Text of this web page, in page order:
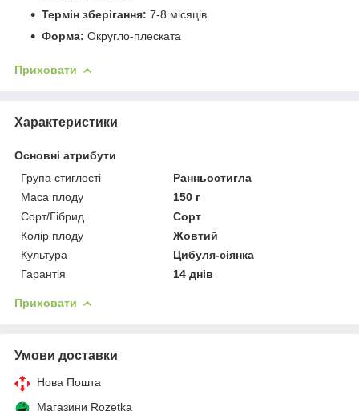
Термін зберігання: 7-8 місяців
Форма: Округло-плеската
Приховати
Характеристики
Основні атрибути
Група стиглості
Ранньостигла
Маса плоду
150 г
Сорт/Гібрид
Сорт
Колір плоду
Жовтий
Культура
Цибуля-сіянка
Гарантія
14 днів
Приховати
Умови доставки
Нова Пошта
Магазини Rozetka